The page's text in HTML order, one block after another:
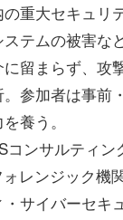
重大セキュリ
テムの被害な
留まらず、攻
参加者は事
養う。
ンサルティン
レンジック機
サイバーセキ